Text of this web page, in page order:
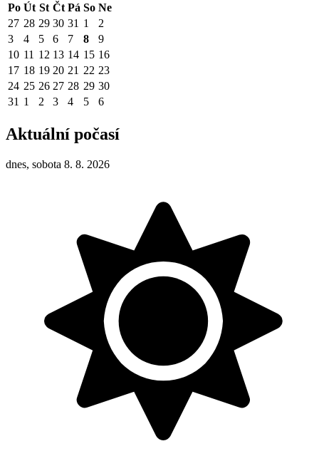
Po Út St Čt Pá So Ne
27 28 29 30 31 1
2
3
4 5 6 7 8
9
10 11 12 13 14 15 16
17 18 19 20 21 22 23
24 25 26 27 28 29 30
31 1 2 3 4 5 6
Aktuální počasí
dnes, sobota 8. 8. 2026